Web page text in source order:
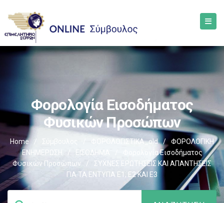
Φορολογία Εισοδήματος
Φυσικών Προσώπων
Home / Σύμβουλος ΦΟΡΟΛΟΓΙΣΤΙΚΑ_old /
ΦΟΡΟΛΟΓΙΚΗ
ΕΝΗΜΕΡΩΣΗ
/ ΕΙΣΟΔΗΜΑ
Φορολογία Εισοδήματος
Φυσικών Προσώπων
/
ΣΥΧΝΕΣ ΕΡΩΤΗΣΕΙΣ ΚΑΙ ΑΠΑΝΤΗΣΕΙΣ
ΓΙΑ ΤΑ ΕΝΤΥΠΑ Ε1, Ε2 ΚΑΙ Ε3